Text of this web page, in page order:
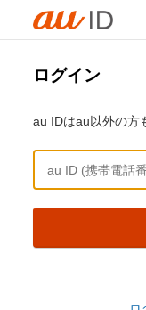
ログイン
au IDはau以外の方